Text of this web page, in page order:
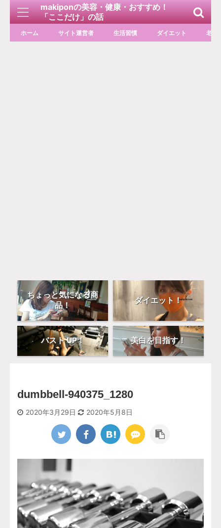
makiponの美容・健康・おすすめ！
「ここだけ」の話
ホーム サイト運営者 生活習慣 ダイエット 老化
ちょっと気になる商
品！
ダイエット！
バスト UP！ 美白を目指す！
dumbbell-940375_1280
2020年3月29日 2020年5月8日